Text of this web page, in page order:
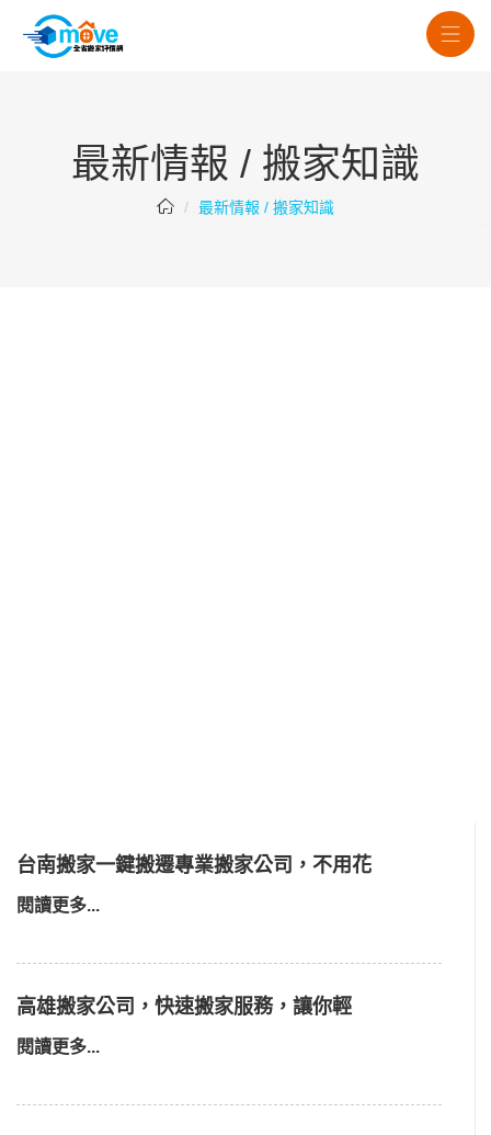
最新情報 / 搬家知識
最新情報 / 搬家知識
台南搬家一鍵搬遷專業搬家公司，不用花
閱讀更多...
高雄搬家公司，快速搬家服務，讓你輕
閱讀更多...